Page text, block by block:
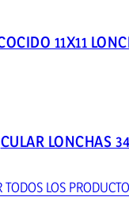
11X11
CULAR LONCHAS
TODOS LOS